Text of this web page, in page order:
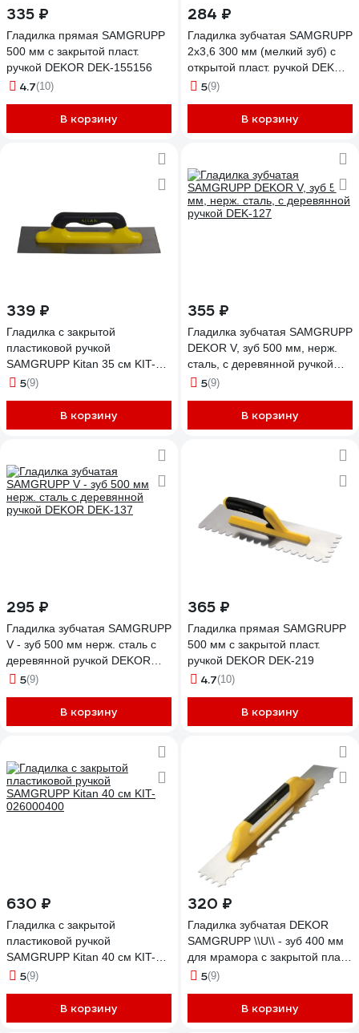
335 ₽
Гладилка прямая SAMGRUPP
500 мм с закрытой пласт.
ручкой DEKOR DEK-155156
4.7(10)
В корзину
284 ₽
Гладилка зубчатая SAMGRUPP
2х3,6 300 мм (мелкий зуб) с
открытой пласт. ручкой DEKOR
DEK-131
5(9)
В корзину
339 ₽
Гладилка с закрытой
пластиковой ручкой
SAMGRUPP Kitan 35 см KIT-
026000350
5(9)
В корзину
355 ₽
Гладилка зубчатая SAMGRUPP
DEKOR V, зуб 500 мм, нерж.
сталь, с деревянной ручкой
DEK-127
5(9)
В корзину
295 ₽
Гладилка зубчатая SAMGRUPP
V - зуб 500 мм нерж. сталь с
деревянной ручкой DEKOR
DEK-137
5(9)
В корзину
365 ₽
Гладилка прямая SAMGRUPP
500 мм с закрытой пласт.
ручкой DEKOR DEK-219
4.7(10)
В корзину
630 ₽
Гладилка с закрытой
пластиковой ручкой
SAMGRUPP Kitan 40 см KIT-
026000400
5(9)
В корзину
320 ₽
Гладилка зубчатая DEKOR
SAMGRUPP \\U\\ - зуб 400 мм
для мрамора с закрытой пласт.
ручкой нерж. сталь DEK-485
5(9)
В корзину